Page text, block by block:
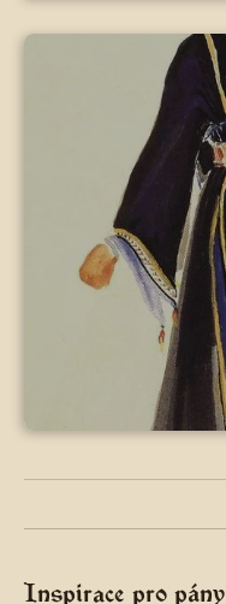
Inspirace pro pány